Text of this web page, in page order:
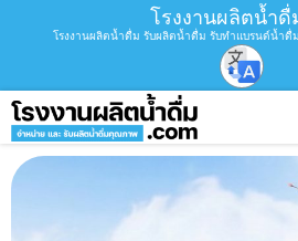
โรงงานผลิตน้ำดื่
โรงงานผลิตน้ำดื่ม รับผลิตน้ำดื่ม รับทำแบรนด์น้ำ